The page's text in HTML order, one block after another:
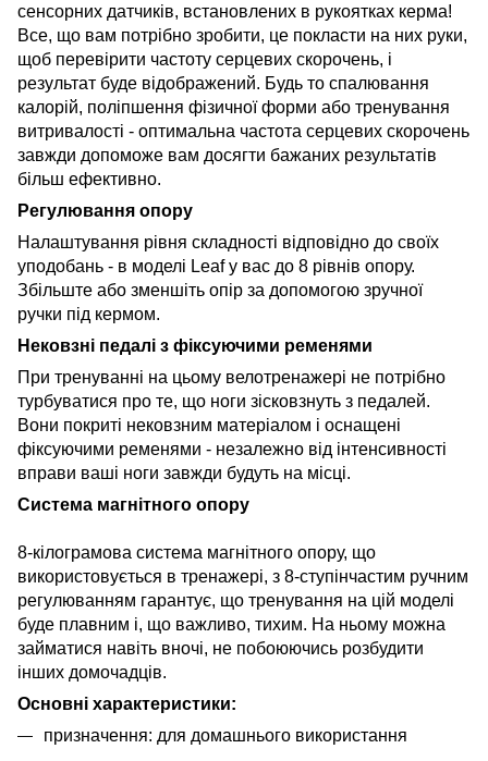
сенсорних датчиків, встановлених в рукоятках керма!
Все, що вам потрібно зробити, це покласти на них руки,
щоб перевірити частоту серцевих скорочень, і
результат буде відображений. Будь то спалювання
калорій, поліпшення фізичної форми або тренування
витривалості - оптимальна частота серцевих скорочень
завжди допоможе вам досягти бажаних результатів
більш ефективно.
Регулювання опору
Налаштування рівня складності відповідно до своїх
уподобань - в моделі Leaf у вас до 8 рівнів опору.
Збільште або зменшіть опір за допомогою зручної
ручки під кермом.
Нековзні педалі з фіксуючими ременями
При тренуванні на цьому велотренажері не потрібно
турбуватися про те, що ноги зісковзнуть з педалей.
Вони покриті нековзним матеріалом і оснащені
фіксуючими ременями - незалежно від інтенсивності
вправи ваші ноги завжди будуть на місці.
Система магнітного опору
8-кілограмова система магнітного опору, що
використовується в тренажері, з 8-ступінчастим ручним
регулюванням гарантує, що тренування на цій моделі
буде плавним і, що важливо, тихим. На ньому можна
займатися навіть вночі, не побоюючись розбудити
інших домочадців.
Основні характеристики:
призначення: для домашнього використання